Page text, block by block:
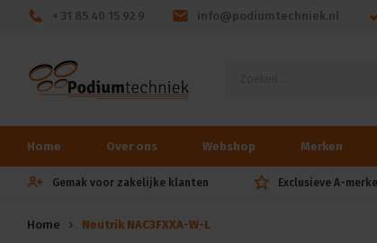
+ 31 85 40 15 92 9 info@podiumtechniek.nl
Home Over ons Webshop Merken
Gemak voor zakelijke klanten Exclusieve A-
Home Neutrik NAC3FXXA-W-L